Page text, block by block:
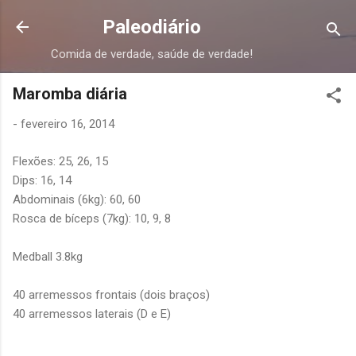
Pular para o conteúdo principal
Paleodiário
Comida de verdade, saúde de verdade!
Maromba diária
- fevereiro 16, 2014
Flexões: 25, 26, 15
Dips: 16, 14
Abdominais (6kg): 60, 60
Rosca de bíceps (7kg): 10, 9, 8
Medball 3.8kg
40 arremessos frontais (dois braços)
40 arremessos laterais (D e E)